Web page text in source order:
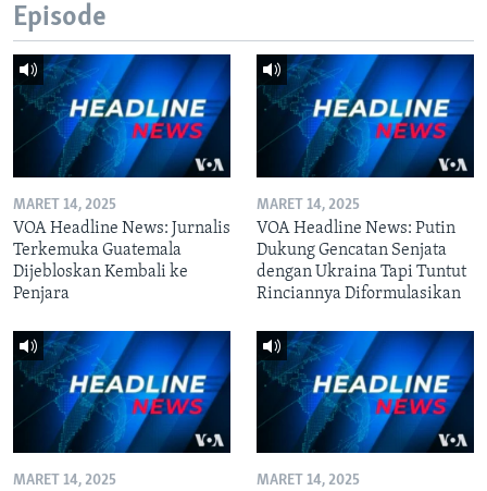
Episode
MARET 14, 2025
VOA Headline News: Jurnalis
Terkemuka Guatemala
Dijebloskan Kembali ke
Penjara
MARET 14, 2025
VOA Headline News: Putin
Dukung Gencatan Senjata
dengan Ukraina Tapi Tuntut
Rinciannya Diformulasikan
MARET 14, 2025 MARET 14, 2025